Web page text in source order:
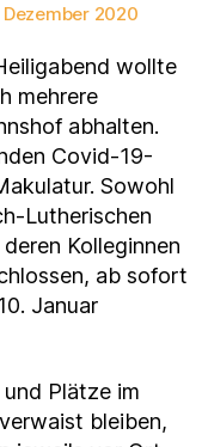
Dezember 2020
wollte
mehrere
abhalten.
Covid-19-
Sowohl
Lutherischen
Kolleginnen
ab sofort
Januar
Plätze im
bleiben,